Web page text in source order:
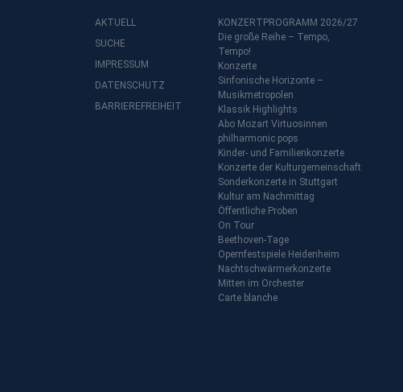
AKTUELL
SUCHE
IMPRESSUM
DATENSCHUTZ
BARRIEREFREIHEIT
KONZERTPROGRAMM 2026/27
Die große Reihe – Tempo,
Tempo!
Konzerte
Sinfonische Horizonte –
Musikmetropolen
Klassik Highlights
Abo Mozart Virtuosinnen
philharmonic pops
Kinder- und Familienkonzerte
Konzerte der Kulturgemeinschaft
Sonderkonzerte in Stuttgart
Kultur am Nachmittag
Öffentliche Proben
On Tour
Beethoven-Tage
Opernfestspiele Heidenheim
Nachtschwärmerkonzerte
Mitten im Orchester
Carte blanche